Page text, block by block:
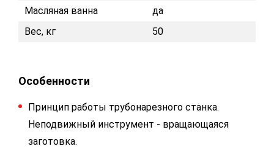
Масляная ванна
да
Вес, кг
50
Особенности
Принцип работы трубонарезного станка.
Неподвижный инструмент - вращающаяся
заготовка.